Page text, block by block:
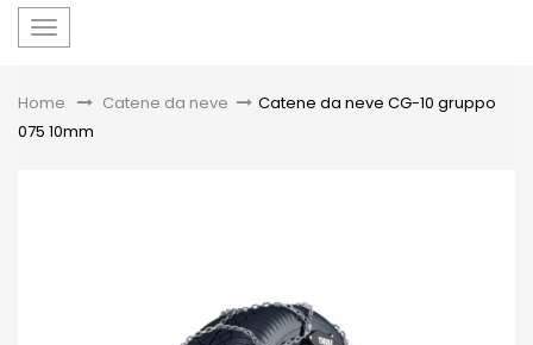
navigazione
Home &gt;Catene da neve > Catene da neve CG-10 gruppo
075 10mm